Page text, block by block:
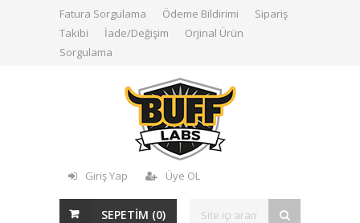
Fatura Sorgulama Ödeme Bildirimi
Sipariş
Takibi
İade/Değişim
Orjinal Ürün
Sorgulama
Giriş Yap Üye OL
SEPETİM (0)